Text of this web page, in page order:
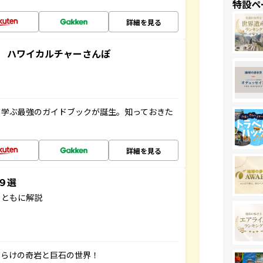
詳細を見る
ワイカルチャーさんぽ
ぶ最強のガイドブックが誕生。知っておきた
詳細を見る
選
もに解説
けの奇岩と巨石の世界！
特設